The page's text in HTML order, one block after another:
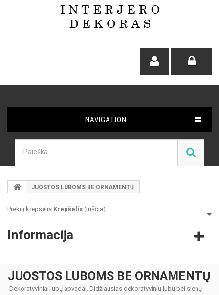
NAVIGATION
JUOSTOS LUBOMS BE ORNAMENTŲ
Prekių krepšelis Krepšelis (tuščia)
Informacija
JUOSTOS LUBOMS BE ORNAMENTŲ
Dekoratyviniai lubų apvadai. Didžiausias dekoratyvinių lubų bei sienų